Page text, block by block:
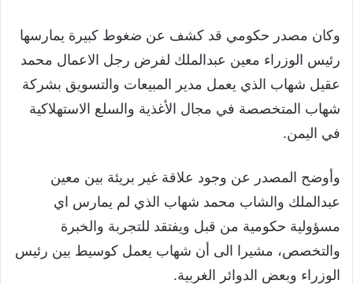
وكان مصدر حكومي قد كشف عن ضغوط كبيرة يمارسها
رئيس الوزراء معين عبدالملك لفرض رجل الاعمال محمد
عقيل شهاب الذي يعمل مدير المبيعات والتسويق بشركة
شهاب المتخصصة في مجال الأغذية والسلع الاستهلاكية
في اليمن.
وأوضح المصدر عن وجود علاقة غير بريئة بين معين
عبدالملك والشاب محمد شهاب الذي لم يمارس اي
مسؤولية حكومية من قبل ويفتقد للتجربة والخبرة
والتخصص، مشيرا الى أن شهاب يعمل كوسيط بين رئيس
الوزراء وبعض الدوائر الغربية.